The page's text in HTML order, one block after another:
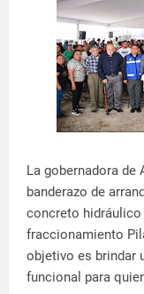
La gobernadora de
banderazo de
concreto hidráulico
fraccionamiento
objetivo es brindar
funcional para